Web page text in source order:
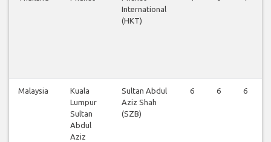
International
(HKT)
Malaysia
Kuala
Lumpur
Sultan
Abdul
Aziz
Sultan Abdul
Aziz Shah
(SZB)
6 6 6